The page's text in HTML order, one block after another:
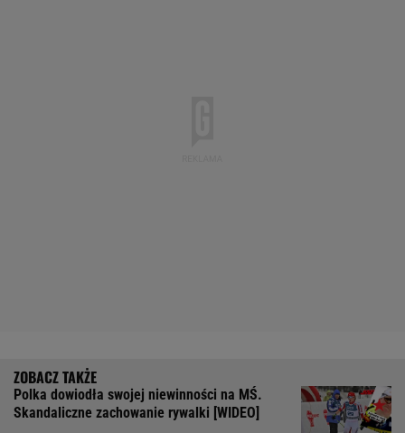
Polka dowiodła swojej niewinności na MŚ.
Skandaliczne zachowanie rywalki [WIDEO]